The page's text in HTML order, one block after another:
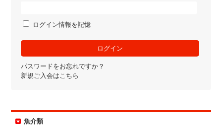
ログイン情報を記憶
パスワードをお忘れですか？
新規ご入会はこちら
魚介類